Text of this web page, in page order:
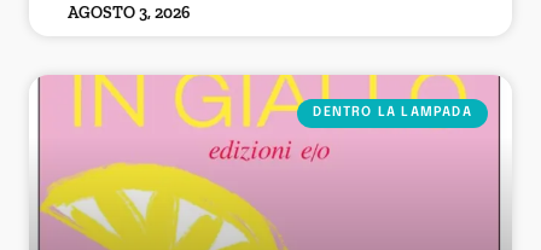
AGOSTO 3, 2026
DENTRO LA LAMPADA